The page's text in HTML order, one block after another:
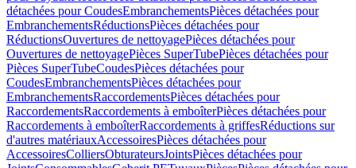
détachées pour CoudesEmbranchementsPièces détachées pour
EmbranchementsRéductionsPièces détachées pour
RéductionsOuvertures de nettoyagePièces détachées pour
Ouvertures de nettoyagePièces SuperTubePièces détachées pour
Pièces SuperTubeCoudesPièces détachées pour
CoudesEmbranchementsPièces détachées pour
EmbranchementsRaccordementsPièces détachées pour
RaccordementsRaccordements à emboîterPièces détachées pour
Raccordements à emboîterRaccordements à griffesRéductions sur
d'autres matériauxAccessoiresPièces détachées pour
AccessoiresColliersObturateursJointsPièces détachées pour